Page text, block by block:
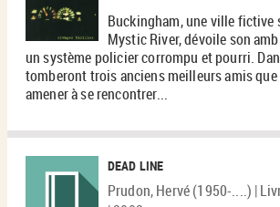
Buckingham, une ville fictive
Mystic River, dévoile son
un système policier corrompu et pourri.
tomberont trois anciens meilleurs amis
amener à se rencontrer...
DEAD LINE
Prudon, Hervé (1950-....) |